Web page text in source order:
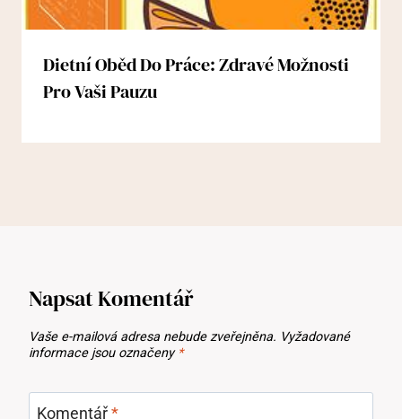
Dietní Oběd Do Práce: Zdravé Možnosti
Pro Vaši Pauzu
Napsat Komentář
Vaše e-mailová adresa nebude zveřejněna. Vyžadované
informace jsou označeny *
Komentář*